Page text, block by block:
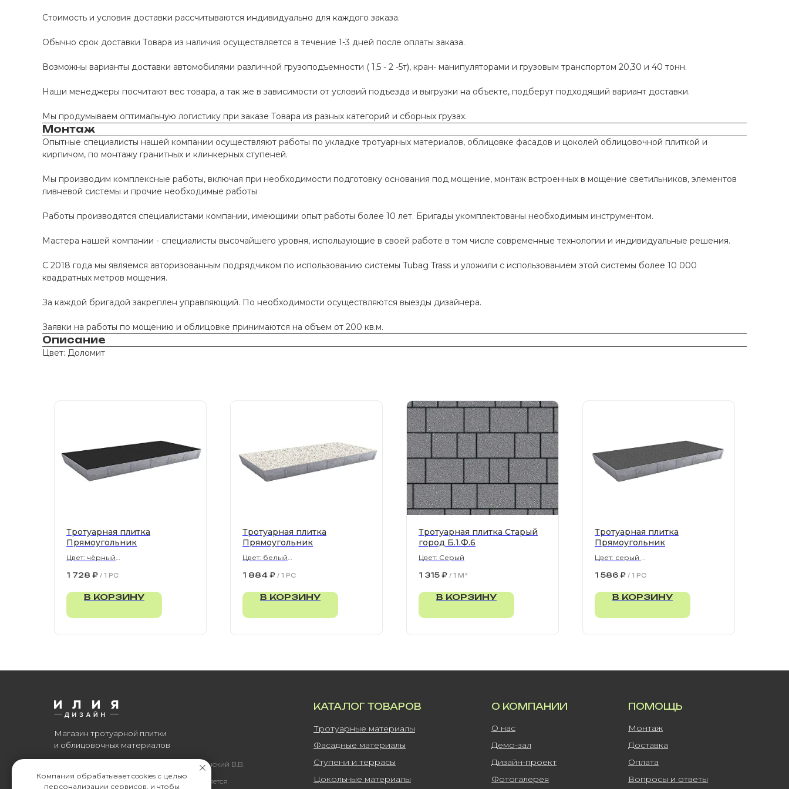
Стоимость и условия доставки рассчитываются индивидуально для каждого заказа.
Обычно срок доставки Товара из наличия осуществляется в течение 1-3 дней после оплаты заказа.
Возможны варианты доставки автомобилями различной грузоподъемности ( 1,5 - 2 -5т), кран- манипуляторами и грузовым транспортом 20,30 и 40 тонн.
Наши менеджеры посчитают вес товара, а так же в зависимости от условий подъезда и выгрузки на объекте, подберут подходящий вариант доставки.
Мы продумываем оптимальную логистику при заказе Товара из разных категорий и сборных грузах.
Монтаж
Опытные специалисты нашей компании осуществляют работы по укладке тротуарных материалов, облицовке фасадов и цоколей облицовочной плиткой и
кирпичом, по монтажу гранитных и клинкерных ступеней.
Мы производим комплексные работы, включая при необходимости подготовку основания под мощение, монтаж встроенных в мощение светильников, элементов
ливневой системы и прочие необходимые работы
Работы производятся специалистами компании, имеющими опыт работы более 10 лет. Бригады укомплектованы необходимым инструментом.
Мастера нашей компании - специалисты высочайшего уровня, использующие в своей работе в том числе современные технологии и индивидуальные решения.
С 2018 года мы являемся авторизованным подрядчиком по использованию системы Tubag Trass и уложили с использованием этой системы более 10 000
квадратных метров мощения.
За каждой бригадой закреплен управляющий. По необходимости осуществляются выезды дизайнера.
Заявки на работы по мощению и облицовке принимаются на объем от 200 кв.м.
Описание
Цвет: Доломит
Тротуарная плитка
Прямоугольник
Цвет: чёрный
1 728 ₽ / 1 PC
В КОРЗИНУ
Тротуарная плитка
Прямоугольник
Цвет: белый
1 884 ₽ / 1 PC
В КОРЗИНУ
Тротуарная плитка Старый
город Б.1.Ф.6
Цвет: Серый
1 315 ₽ / 1 M²
В КОРЗИНУ
Тротуарная плитка
Прямоугольник
Цвет: серый
1 586 ₽ / 1 PC
В КОРЗИНУ
Информация, размещенная на сайте, не является
Все права защищены. © 2006-2026. ИП Ильинский В.В.
Магазин тротуарной плитки
и облицовочных материалов
КАТАЛОГ ТОВАРОВ
Тротуарные материалы
ПОМОЩЬ
О КОМПАНИИ
Вопросы и ответы
Оплата
Доставка
Монтаж
О нас
Фотогалерея
Дизайн-проект
Цокольные материалы
Ступени и террасы
Фасадные материалы Демо-зал
Компания обрабатывает cookies с целью
персонализации сервисов, и чтобы